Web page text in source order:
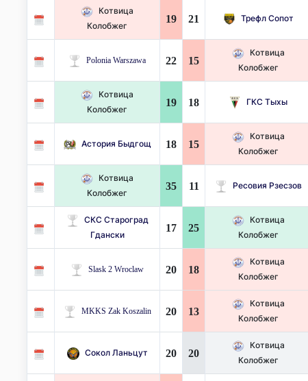
Котвица
Колобжег
19 21 Трефл Сопот
Polonia Warszawa 22 15
Котвица
Колобжег
Котвица
Колобжег
19 18 ГКС Тыхы
Астория Быдгощ 18 15
Котвица
Колобжег
Котвица
Колобжег
35 11 Ресовия Рзесзов
СКС Староград
Гдански
17 25
Котвица
Колобжег
Slask 2 Wroclaw 20 18
Котвица
Колобжег
MKKS Zak Koszalin 20 13
Котвица
Колобжег
Сокол Ланьцут 20 20
Котвица
Колобжег